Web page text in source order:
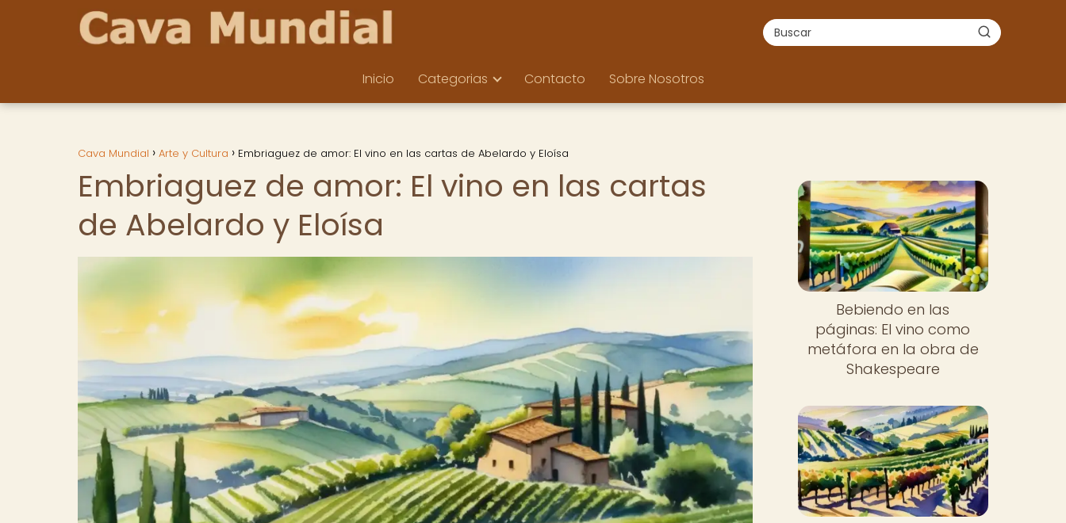
Inicio Categorias Contacto Sobre Nosotros
Cava Mundial Arte y Cultura Embriaguez de amor: El vino en las cartas de Abelardo y Eloísa
Embriaguez de amor: El vino en las cartas
de Abelardo y Eloísa
Bebiendo en las
páginas: El vino como
metáfora en la obra de
Shakespeare